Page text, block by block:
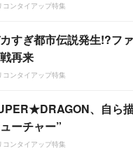
コンタイアップ特集
すぎ都市伝説発生!?フ
再来
コンタイアップ特集
、自ら
ーチャー”
コンタイアップ特集